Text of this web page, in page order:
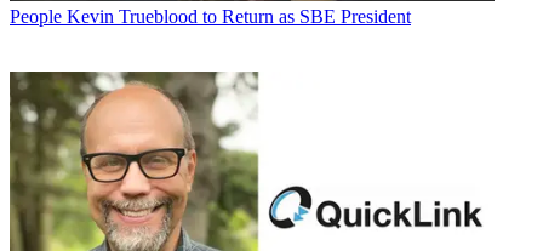
People Kevin Trueblood to Return as SBE President